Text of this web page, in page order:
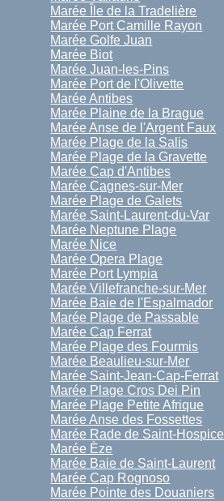
Marée Île de la Tradelière
Marée Port Camille Rayon
Marée Golfe Juan
Marée Biot
Marée Juan-les-Pins
Marée Port de l'Olivette
Marée Antibes
Marée Plaine de la Brague
Marée Anse de l'Argent Faux
Marée Plage de la Salis
Marée Plage de la Gravette
Marée Cap d'Antibes
Marée Cagnes-sur-Mer
Marée Plage de Galets
Marée Saint-Laurent-du-Var
Marée Neptune Plage
Marée Nice
Marée Opera Plage
Marée Port Lympia
Marée Villefranche-sur-Mer
Marée Baie de l'Espalmador
Marée Plage de Passable
Marée Cap Ferrat
Marée Plage des Fourmis
Marée Beaulieu-sur-Mer
Marée Saint-Jean-Cap-Ferrat
Marée Plage Cros Dei Pin
Marée Plage Petite Afrique
Marée Anse des Fossettes
Marée Rade de Saint-Hospice
Marée Èze
Marée Baie de Saint-Laurent
Marée Cap Rognoso
Marée Pointe des Douaniers